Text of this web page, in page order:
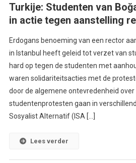
Turkije: Studenten van
in actie tegen aanstelling
Erdogans benoeming van een rector
in Istanbul heeft geleid tot verzet van
hard op tegen de studenten met
waren solidariteitsacties met de
door de algemene ontevredenheid over
studentenprotesten gaan in
Sosyalist Alternatif (ISA […]
Lees verder